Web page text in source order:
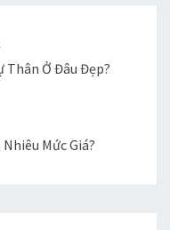
Thân Ở Đâu Đẹp?
Mức Giá?